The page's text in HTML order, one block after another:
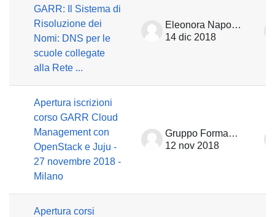
GARR: Il Sistema di
Risoluzione dei
Nomi: DNS per le
scuole collegate
alla Rete ...
Eleonora Napolitano
14 dic 2018
Apertura iscrizioni
corso GARR Cloud
Management con
OpenStack e Juju -
27 novembre 2018 -
Milano
Gruppo Formazione
12 nov 2018
Apertura corsi